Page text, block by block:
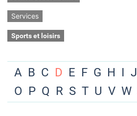
Services
Sports et loisirs
A B C D E F G H I J
O P Q R S T U V W